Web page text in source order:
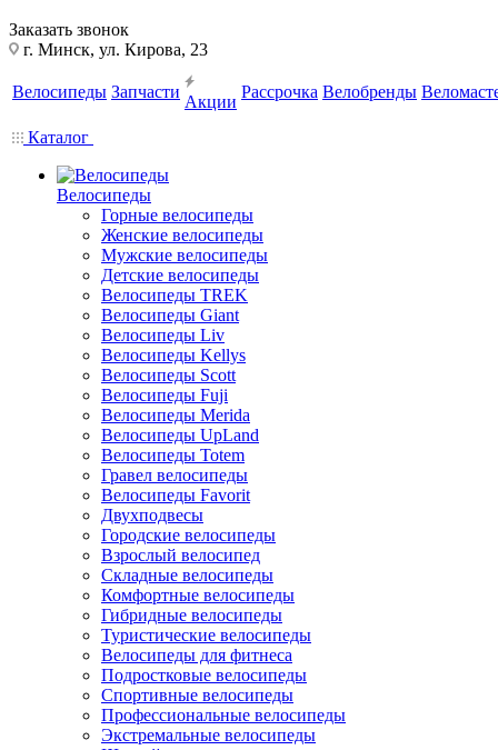
Заказать звонок
г. Минск, ул. Кирова, 23
Велосипеды Запчасти
Акции
Рассрочка Велобренды
Каталог
Велосипеды
Горные велосипеды
Женские велосипеды
Мужские велосипеды
Детские велосипеды
Велосипеды TREK
Велосипеды Giant
Велосипеды Liv
Велосипеды Kellys
Велосипеды Scott
Велосипеды Fuji
Велосипеды Merida
Велосипеды UpLand
Велосипеды Totem
Гравел велосипеды
Велосипеды Favorit
Двухподвесы
Городские велосипеды
Взрослый велосипед
Складные велосипеды
Комфортные велосипеды
Гибридные велосипеды
Туристические велосипеды
Велосипеды для фитнеса
Подростковые велосипеды
Спортивные велосипеды
Профессиональные велосипеды
Экстремальные велосипеды